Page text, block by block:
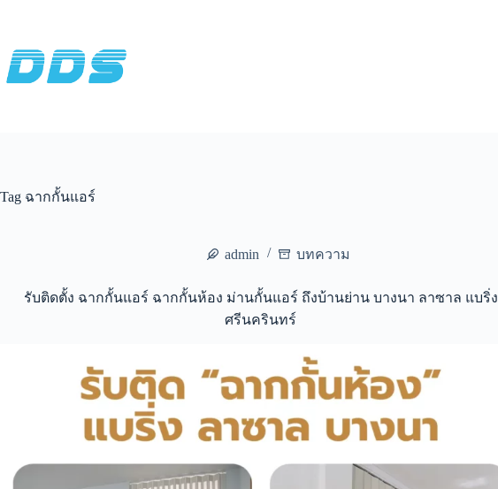
Tag ฉากกั้นแอร์
admin บทความ
รับติดตั้ง ฉากกั้นแอร์ ฉากกั้นห้อง ม่านกั้นแอร์ ถึงบ้านย่าน บางนา ลาซาล แบริ่ง
ศรีนครินทร์